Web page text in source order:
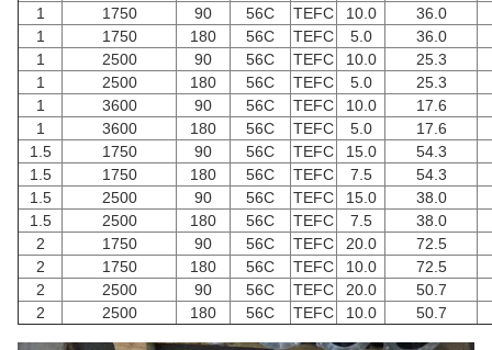
1
1750 90 56C TEFC 10.0
36.0
1
1750 180 56C TEFC 5.0
36.0
1
2500 90 56C TEFC 10.0
25.3
1
2500 180 56C TEFC 5.0
25.3
1
3600 90 56C TEFC 10.0
17.6
1
3600 180 56C TEFC 5.0
17.6
1.5
1750 90 56C TEFC 15.0
54.3
1.5
1750 180 56C TEFC 7.5
54.3
1.5
2500 90 56C TEFC 15.0
38.0
1.5
2500 180 56C TEFC 7.5
38.0
2
1750 90 56C TEFC 20.0
72.5
2
1750 180 56C TEFC 10.0
72.5
2
2500 90 56C TEFC 20.0
50.7
2
2500 180 56C TEFC 10.0 50.7